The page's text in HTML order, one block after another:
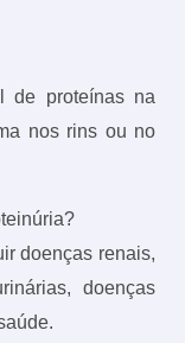
de proteínas na
nos rins ou no
doenças renais,
doenças